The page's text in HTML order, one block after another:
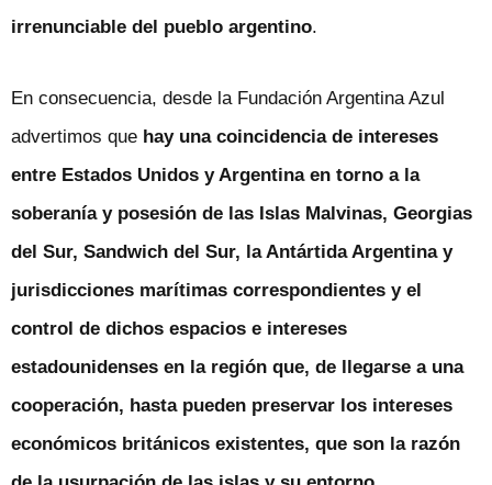
irrenunciable del pueblo argentino.
En consecuencia, desde la Fundación Argentina Azul
advertimos que hay una coincidencia de intereses
entre Estados Unidos y Argentina en torno a la
soberanía y posesión de las Islas Malvinas, Georgias
del Sur, Sandwich del Sur, la Antártida Argentina y
jurisdicciones marítimas correspondientes y el
control de dichos espacios e intereses
estadounidenses en la región que, de llegarse a una
cooperación, hasta pueden preservar los intereses
económicos británicos existentes, que son la razón